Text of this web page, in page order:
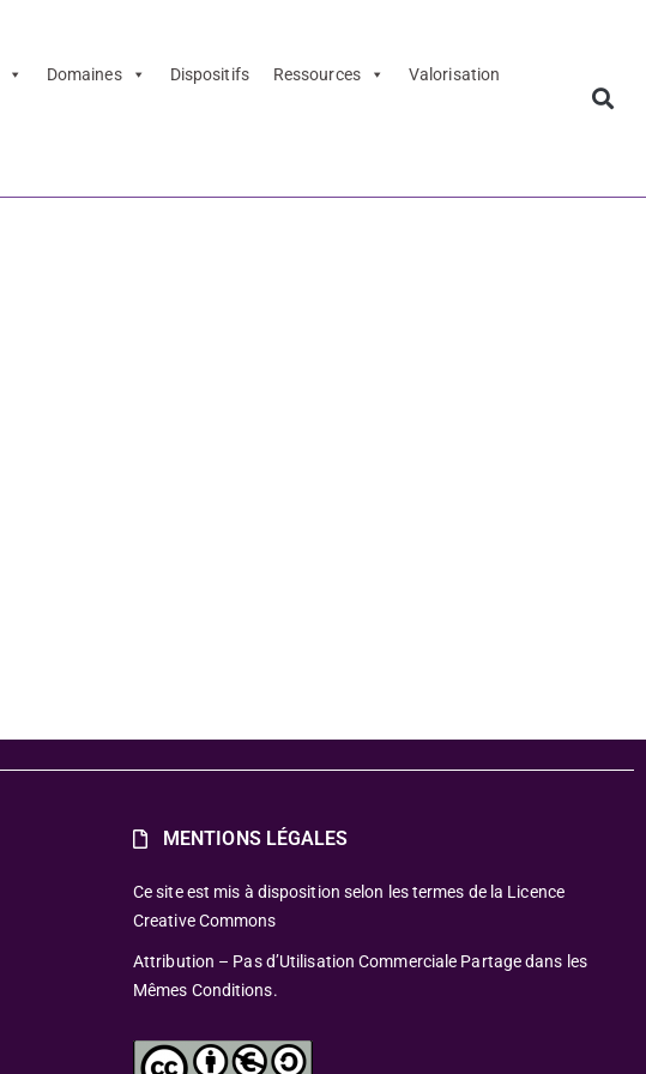
Domaines Dispositifs Ressources Valorisation
MENTIONS LÉGALES
Ce site est mis à disposition selon les termes de la Licence
Creative Commons
Attribution – Pas d’Utilisation Commerciale Partage dans les
Mêmes Conditions.